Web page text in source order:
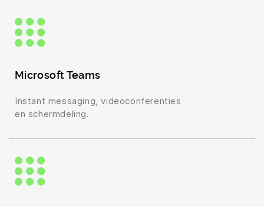
Microsoft Teams
Instant messaging, videoconferenties
en schermdeling.